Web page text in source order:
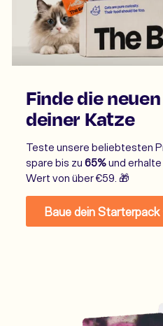
Finde die
deiner Katze
Teste unsere beliebtesten
spare bis zu 65%und erhalte
Wert von über €59. 🎁
Baue dein